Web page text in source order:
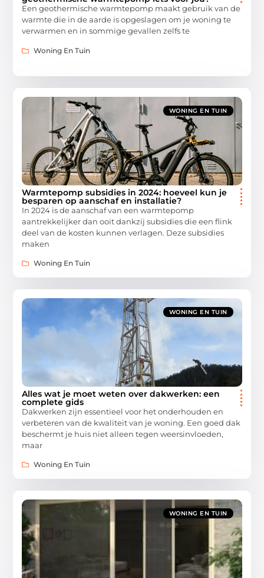
Een geothermische warmtepomp maakt gebruik van de
warmte die in de aarde is opgeslagen om je woning te
verwarmen en in sommige gevallen zelfs te
Woning En Tuin
WONING EN TUIN
Warmtepomp subsidies in 2024: hoeveel kun je
besparen op aanschaf en installatie?
In 2024 is de aanschaf van een warmtepomp
aantrekkelijker dan ooit dankzij subsidies die een flink
deel van de kosten kunnen verlagen. Deze subsidies
maken
Woning En Tuin
WONING EN TUIN
Alles wat je moet weten over dakwerken: een
complete gids
Dakwerken zijn essentieel voor het onderhouden en
verbeteren van de kwaliteit van je woning. Een goed dak
beschermt je huis niet alleen tegen weersinvloeden,
maar
Woning En Tuin
WONING EN TUIN